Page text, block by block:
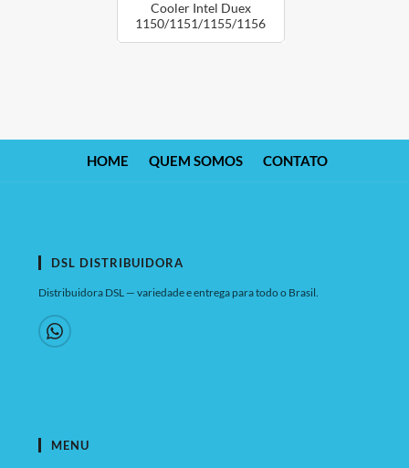
Cooler Intel Duex
1150/1151/1155/1156
HOME QUEM SOMOS CONTATO
DSL DISTRIBUIDORA
Distribuidora DSL — variedade e entrega para todo o Brasil.
MENU